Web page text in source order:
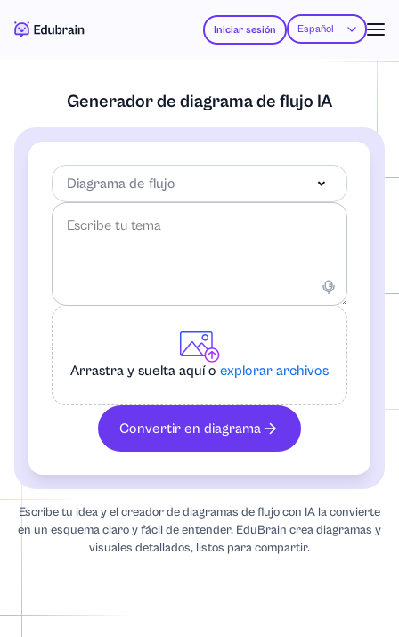
Iniciar sesión Español
Generador de diagrama de flujo IA
Diagrama de flujo
Gráfico circular
Gráfico radial
Gráfico de línea de tiempo
Arrastra y suelta aquí o explorar archivos
Convertir en diagrama
Escribe tu idea y el creador de diagramas de flujo con IA la convierte
en un esquema claro y fácil de entender. EduBrain crea diagramas y
visuales detallados, listos para compartir.